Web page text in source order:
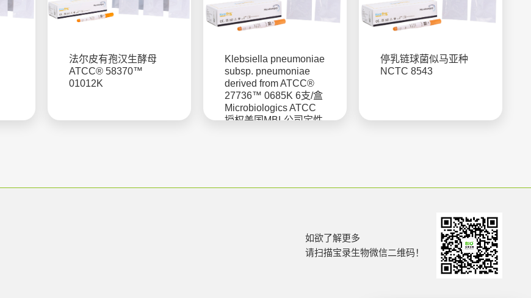
法尔皮有孢汉生酵母
ATCC® 58370™
01012K
Klebsiella pneumoniae
subsp. pneumoniae
derived from ATCC®
27736™ 0685K 6支/盒
Microbiologics ATCC
授权美国MBL公司定性
停乳链球菌似马亚种
NCTC 8543
如欲了解更多
请扫描宝录生物微信二维码！